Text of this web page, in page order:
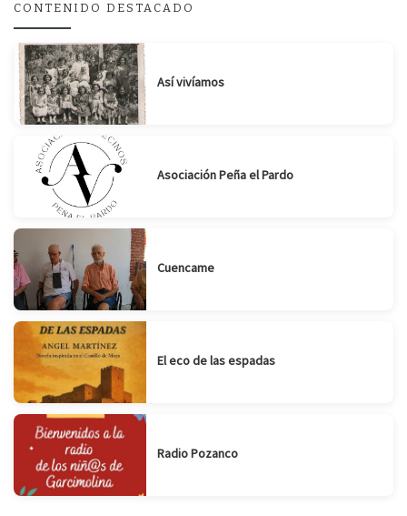
CONTENIDO DESTACADO
Así vivíamos
Asociación Peña el Pardo
Cuencame
El eco de las espadas
Radio Pozanco